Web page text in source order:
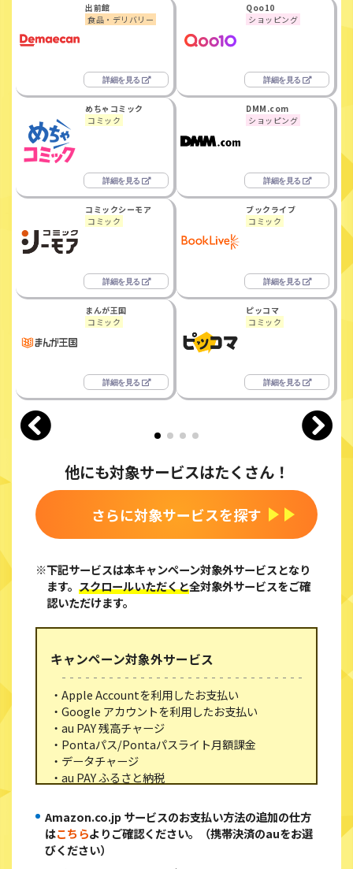
出前館
食品・デリバリー
Qoo10
ショッピング
めちゃコミック
コミック
DMM.com
ショッピング
コミックシーモア
コミック
ブックライブ
コミック
まんが王国
コミック
ピッコマ
コミック
他にも対象サービスはたくさん！
さらに対象サービスを探す
※下記サービスは本キャンペーン対象外サービスとなり
ます。スクロールいただくと全対象外サービスをご確
認いただけます。
キャンペーン対象外サービス
・Apple Accountを利用したお支払い
・Google アカウントを利用したお支払い
・au PAY 残高チャージ
・Pontaパス/Pontaパスライト月額課金
・データチャージ
・au PAY ふるさと納税
どが利用できる「コト体験」も含む)
・au PAY toto(定期購入含む)
・au自転車サポート
・auブックパス
Amazon.co.jp サービスのお支払い方法の追加の仕方
はこちらよりご確認ください。（携帯決済のauをお選
びください）